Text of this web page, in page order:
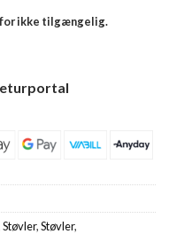
ikke tilgængelig.
Støvler,Støvler,